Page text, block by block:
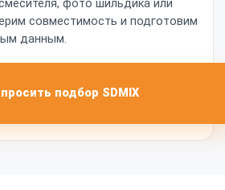
фото шильдика или
совместимость и подготовим
данным.
подбор SDMIX